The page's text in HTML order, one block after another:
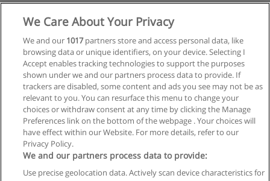
Regras de uso
Privacidade de dados
We Care About Your Privacy
We and our 1017partners store and access personal data, like
browsing data or unique identifiers, on your device. Selecting I
Accept enables tracking technologies to support the purposes
shown under we and our partners process data to provide. If
trackers are disabled, some content and ads you see may not be as
relevant to you. You can resurface this menu to change your
choices or withdraw consent at any time by clicking the Manage
Preferences link on the bottom of the webpage . Your choices will
have effect within our Website. For more details, refer to our
Privacy Policy.
We and our partners process data to provide:
Use precise geolocation data. Actively scan device characteristics for